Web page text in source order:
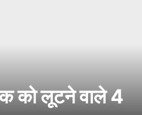
को लूटने वाले 4